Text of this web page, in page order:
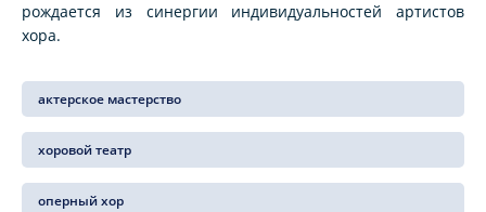
рождается из синергии индивидуальностей артистов
хора.
актерское мастерство
хоровой театр
оперный хор